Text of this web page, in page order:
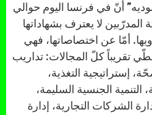
أنّ في فرنسا اليوم حوالي
لا يعترف بشهاداتها
أمّا عن اختصاصاتها، فهي
تقريباً كلّ المجالات: تداريب
إستراتيجية التغذية،
التنمية الجنسية السليمة،
الشركات التجارية، إدارة